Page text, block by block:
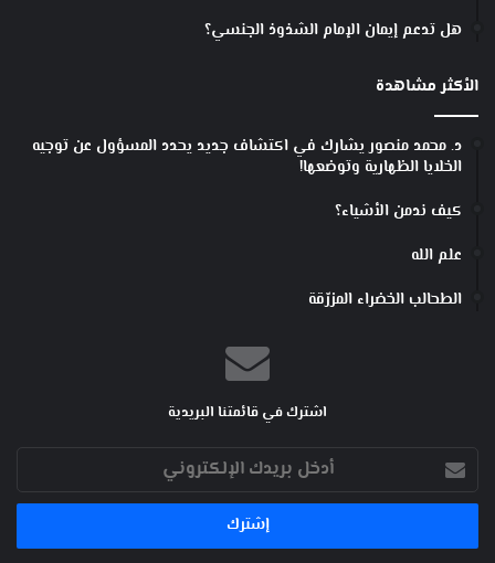
هل تدعم إيمان الإمام الشذوذ الجنسي؟
الأكثر مشاهدة
د. محمد منصور يشارك في اكتشاف جديد يحدد المسؤول عن توجيه
الخلايا الظهارية وتوضعها!
كيف ندمن الأشياء؟
علم الله
الطحالب الخضراء المزرّقة
اشترك في قائمتنا البريدية
أدخل
بريدك
الإلكتروني